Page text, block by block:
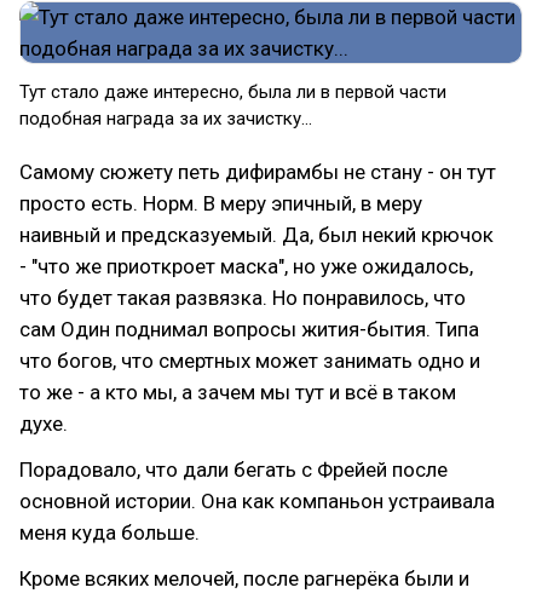
Тут стало даже интересно, была ли в первой части
подобная награда за их зачистку...
Самому сюжету петь дифирамбы не стану - он тут
просто есть. Норм. В меру эпичный, в меру
наивный и предсказуемый. Да, был некий крючок
- "что же приоткроет маска", но уже ожидалось,
что будет такая развязка. Но понравилось, что
сам Один поднимал вопросы жития-бытия. Типа
что богов, что смертных может занимать одно и
то же - а кто мы, а зачем мы тут и всё в таком
духе.
Порадовало, что дали бегать с Фрейей после
основной истории. Она как компаньон устраивала
меня куда больше.
Кроме всяких мелочей, после рагнерёка были и